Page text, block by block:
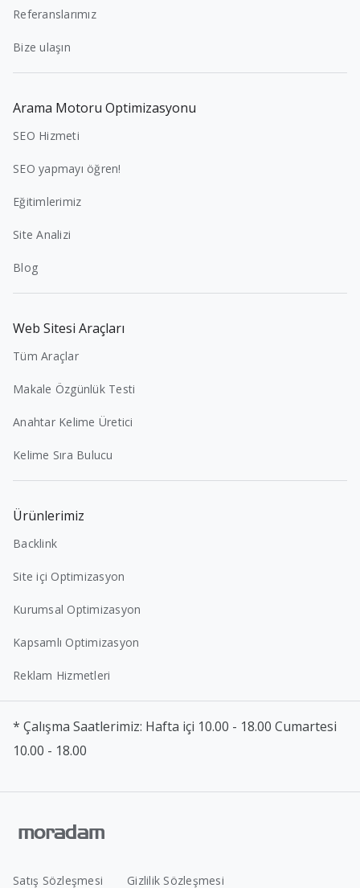
Referanslarımız
Bize ulaşın
Arama Motoru Optimizasyonu
SEO Hizmeti
SEO yapmayı öğren!
Eğitimlerimiz
Site Analizi
Blog
Web Sitesi Araçları
Tüm Araçlar
Makale Özgünlük Testi
Anahtar Kelime Üretici
Kelime Sıra Bulucu
Ürünlerimiz
Backlink
Site içi Optimizasyon
Kurumsal Optimizasyon
Kapsamlı Optimizasyon
Reklam Hizmetleri
* Çalışma Saatlerimiz: Hafta içi 10.00 - 18.00 Cumartesi
10.00 - 18.00
Satış Sözleşmesi Gizlilik Sözleşmesi